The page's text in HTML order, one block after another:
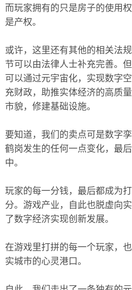
而玩家拥有的只是房子的使用
是产权。
或许，这里还有其他的相关法
节可以由法律人士补充完善。
可以通过元宇宙化，实现数字
充财政，助推实体经济的高质
市貌，修建基础设施。
要知道，我们的卖点可是数字
鹤岗发生的任何一点变化，最
中。
玩家的每一分钱，最后都成为
分。游戏产业，自此也脱虚向
了数字经济实现创新发展。
在游戏里打拼的每一个玩家，
实城市的心灵港口。